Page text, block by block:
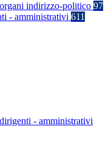
indirizzo-politico 97
- amministrativi 611
- amministrativi